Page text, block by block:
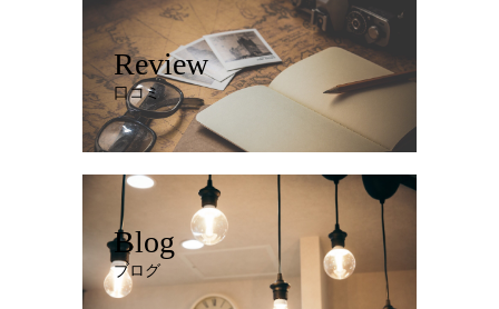
Review
口コミ
Blog
ブログ